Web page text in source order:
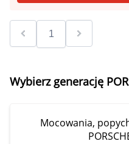
Wybierz generację
Mocowania,